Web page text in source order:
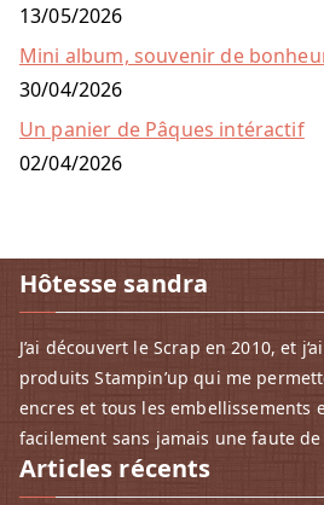
13/05/2026
Mini album, souvenir de
30/04/2026
Un panier de Pâques intéractif
02/04/2026
Hôtesse sandra
J’ai découvert le Scrap en 2010, et
produits Stampin’up qui me
encres et tous les embellissements
facilement sans jamais une faute
Articles récents